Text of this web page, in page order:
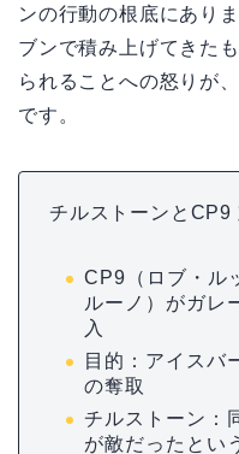
ンの行動の根底にあり
ブンで積み上げてきた
られることへの怒りが
です。
チルストーンとCP9
CP9（ロブ・ル
ルーノ）がガレ
入
目的：アイスバ
の奪取
チルストーン：
が敵だったとい